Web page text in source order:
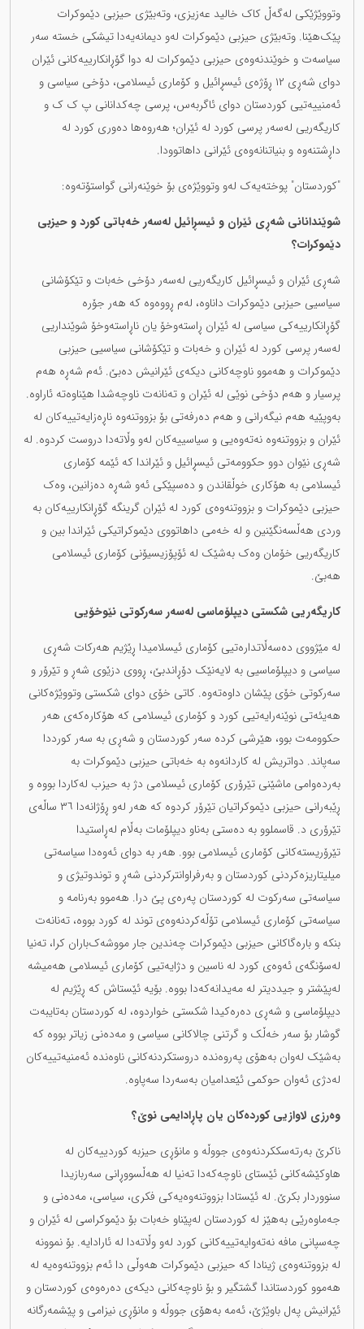
وتووێژێکی لەگەڵ کاک خالید عەزیزی، وتەبێژی حیزبی دێموکرات
پێک‌هێنا. وتەبێژی حیزبی دێموکرات لەو دیمانەیەدا تیشکی خستە سەر
سیاسەت و خوێندنەوەی حیزبی دێموکرات لە دوا گۆڕانکارییەکانی ئێران
دوای شەڕی ١٢ ڕۆژەی ئیسڕائیل و کۆماری ئیسلامی، دۆخی سیاسی و
ئەمنییەتیی کوردستان دوای ئاگربەس، پرسی چەکدانانی پ ک ک و
کاریگەریی لەسەر پرسی کورد لە ئێران؛ هەروەها دەوری کورد لە
داڕشتنەوە و بنیاتنانەوەی ئێرانی داهاتوودا.
"کوردستان" پوختەیەک لەو وتووێژەی بۆ خوێنەرانی گواستۆتەوە:
شوێندانانی شەڕی ئێران و ئیسڕائیل‌ لەسەر خەباتی کورد و حیزبی
دێموکرات؟
شەڕی ئێران و ئیسڕائیل کاریگەریی لەسەر دۆخی خەبات و تێکۆشانی
سیاسیی حیزبی دێموکرات داناوە، لەم ڕووەوە کە هەر جۆرە
گۆڕانکارییەکی سیاسی لە ئێران ڕاستەوخۆ یان ناڕاستەوخۆ شوێنداریی
لەسەر پرسی کورد لە ئێران و خەبات و تێکۆشانی سیاسیی حیزبی
دێموکرات و هەموو ناوچەکانی دیکەی ئێرانیش دەبێ. ئەم شەڕە هەم
پرسیار و هەم دۆخی نوێی لە ئێران و تەنانەت ناوچەشدا هێناوەتە ئاراوە.
بەوپێیە هەم نیگەرانی و هەم دەرفەتی بۆ بزووتنەوە ناڕەزایەتییەکان لە
ئێران و بزووتنەوە نەتەوەیی و سیاسییەکان لەو وڵاتەدا دروست کردوە. لە
شەڕی نێوان دوو حکوومەتی ئیسڕائیل و ئێراندا کە ئێمە کۆماری
ئیسلامی بە هۆکاری خوڵقاندن و دەسپێکی ئەو شەڕە دەزانین، وەک
حیزبی دێموکرات و بزووتنەوەی کورد لە ئێران گرینگە گۆڕانکارییەکان بە
وردی هەڵسەنگێنین و لە خەمی داهاتووی دێموکراتیکی ئێراندا بین و
کاریگەریی خۆمان وەک بەشێک لە ئۆپۆزیسیۆنی کۆماری ئیسلامی
هەبێ.
کاریگەریی شکستی دیپلۆماسی لەسەر سەرکوتی نێوخۆیی
لە مێژووی دەسەڵاتدارەتیی کۆماری ئیسلامیدا ڕێژیم هەرکات شەڕی
سیاسی و دیپلۆماسیی بە لایەنێک دۆڕاندبێ، ڕووی دزێوی شەڕ و تێرۆر و
سەرکوتی خۆی پێشان داوەتەوە. کاتی خۆی دوای شکستی وتووێژەکانی
هەیئەتی نوێنەرایەتیی کورد و کۆماری ئیسلامی کە هۆکارەکەی هەر
حکوومەت بوو، هێرشی کردە سەر کوردستان و شەڕی بە سەر کورددا
سەپاند. دواتریش لە کاردانەوە بە خەباتی حیزبی دێموکرات بە
بەردەوامی ماشێنی تێرۆری کۆماری ئیسلامی دژ بە حیزب لەکاردا بووە و
ڕێبەرانی حیزبی دێموکراتیان تێرۆر کردوە کە هەر لەو ڕۆژانەدا ٣٦ ساڵەی
تێرۆری د. قاسملوو بە دەستی بەناو دیپلۆمات بەڵام لەڕاستیدا
تێرۆریستەکانی کۆماری ئیسلامی بوو. هەر بە دوای ئەوەدا سیاسەتی
میلیتاریزەکردنی کوردستان و بەرفراوانترکردنی شەڕ و توندوتیژی و
سیاسەتی سەرکوت لە کوردستان پەرەی پێ درا. هەموو بەرنامە و
سیاسەتی کۆماری ئیسلامی تۆڵەکردنەوەی توند لە کورد بووە، تەنانەت
بنکە و بارەگاکانی حیزبی دێموکرات چەندین جار مووشەک‌باران کرا، تەنیا
لەسۆنگەی ئەوەی کورد لە ناسین و دژایەتیی کۆماری ئیسلامی هەمیشە
لەپێشتر و جیددیتر لە مەیدانەکەدا بووە. بۆیە ئێستاش کە ڕێژیم لە
دیپلۆماسی و شەڕی دەرەکیدا شکستی خواردوە، لە کوردستان بەتایبەت
گوشار بۆ سەر خەڵک و گرتنی چالاکانی سیاسی و مەدەنی زیاتر بووە کە
بەشێک لەوان بەهۆی پەروەندە دروستکردنەکانی ناوەندە ئەمنیەتییەکان
لەدژی ئەوان حوکمی ئێعدامیان بەسەردا سەپاوە.
وەرزی لاوازیی کوردەکان یان پاڕادایمی نوێ؟
ناکرێ بەرتەسککردنەوەی جووڵە و مانۆڕی حیزبە کوردییەکان لە
هاوکێشەکانی ئێستای ناوچەکەدا تەنیا لە هەڵسووڕانی سەربازیدا
سنووردار بکرێ. لە ئێستادا بزووتنەوەیەکی فکری، سیاسی، مەدەنی و
جەماوەرێی بەهێز لە کوردستان لەپێناو خەبات بۆ دێموکراسی لە ئێران و
چەسپانی مافە نەتەوایەتییەکانی کورد لەو وڵاتەدا لە ئارادایە. بۆ نموونە
لە بزووتنەوەی ژینادا کە حیزبی دێموکرات هەوڵی دا ئەم بزووتنەوەیە لە
هەموو کوردستاندا گشتگیر و بۆ ناوچەکانی دیکەی دەرەوەی کوردستان و
ئێرانیش پەل باوێژێ، ئەمە بەهۆی جووڵە و مانۆڕی نیزامی و پێشمەرگانە